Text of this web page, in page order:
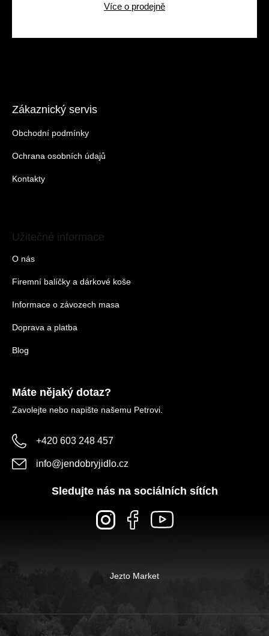
Více o prodejně
Zákaznický servis
Obchodní podmínky
Ochrana osobních údajů
Kontakty
Užitečné informace
O nás
Firemní balíčky a dárkové koše
Informace o závozech masa
Doprava a platba
Blog
Máte nějaký dotaz?
Zavolejte nebo napište našemu Petrovi.
+420 603 248 457
info@jendobryjidlo.cz
Sledujte nás na sociálních sítích
Jezto Market